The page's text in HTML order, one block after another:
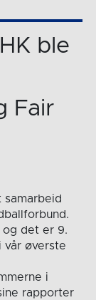
ble
Fair
samarbeid
og det er 9.
vår øverste
i
rapporter